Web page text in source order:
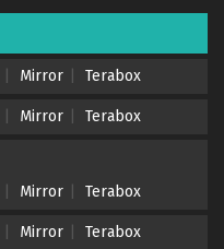
Mirror Terabox
Mirror Terabox
Mirror Terabox
Mirror Terabox